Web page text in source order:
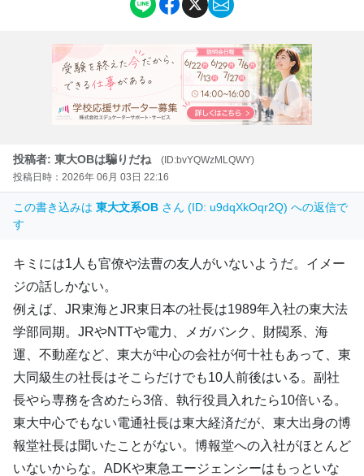
投稿者: 東大OBは騙りだね
(ID:bvYQWzMLQWY)
投稿日時：2026年 06月 03日 22:16
この書き込みは 東大文系OB さん (ID: u9dqXkOqr2Q) への返信で
す
キミには1人も官僚や法曹の友人がいないようだ。イメー
ジの話しかない。
例えば、JR東海とJR東日本の社長は1989年入社の東大法
学部同期。JRやNTTや電力、メガバンク、財閥系、海
運、不動産など、東大が中心の会社が何十社もあって、東
大同級生の社長はそこらだけでも10人前後はいる。副社
長やら専務を含めたら3倍、執行役員入れたら10倍いる。
東大中心でもない電通社長は東大経済だが、東大出身の博
報堂社長は聞いたことがない。博報堂への入社がほとんど
いないからな。ADKや東急エージェンシーはもっといな